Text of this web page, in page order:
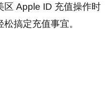
区 Apple ID 充值操作时
搞定充值事宜。